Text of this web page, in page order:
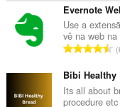
Evernote
Use a
vê na web
N
e
Bibi Healthy
Its all about
procedure etc